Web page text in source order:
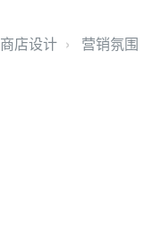
商店设计
营销氛围